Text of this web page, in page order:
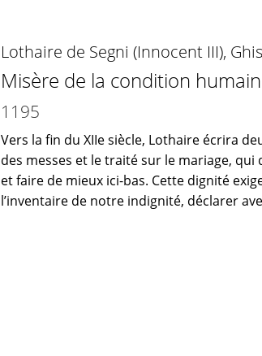
Lothaire de Segni (Innocent III),
Misère de la condition
1195
Vers la fin du XIIe siècle, Lothaire écrira
des messes et le traité sur le mariage,
et faire de mieux ici-bas. Cette dignité
l’inventaire de notre indignité, déclarer